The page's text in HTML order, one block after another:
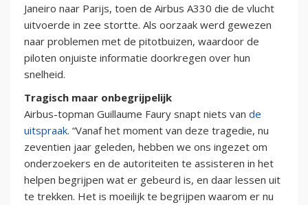
Janeiro naar Parijs, toen de Airbus A330 die de vlucht
uitvoerde in zee stortte. Als oorzaak werd gewezen
naar problemen met de pitotbuizen, waardoor de
piloten onjuiste informatie doorkregen over hun
snelheid.
Tragisch maar onbegrijpelijk
Airbus-topman Guillaume Faury snapt niets van de
uitspraak. “Vanaf het moment van deze tragedie, nu
zeventien jaar geleden, hebben we ons ingezet om
onderzoekers en de autoriteiten te assisteren in het
helpen begrijpen wat er gebeurd is, en daar lessen uit
te trekken. Het is moeilijk te begrijpen waarom er nu